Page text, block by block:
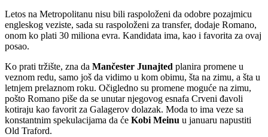
Letos na Metropolitanu nisu bili raspoloženi da odobre pozajmicu
engleskog veziste, sada su raspoloženi za transfer, dodaje Romano,
onom ko plati 30 miliona evra. Kandidata ima, kao i favorita za ovaj
posao.
Ko prati tržište, zna da Mančester Junajted planira promene u
veznom redu, samo još da vidimo u kom obimu, šta na zimu, a šta u
letnjem prelaznom roku. Očigledno su promene moguće na zimu,
pošto Romano piše da se unutar njegovog esnafa Crveni đavoli
kotiraju kao favorit za Galagerov dolazak. Moda to ima veze sa
konstantnim spekulacijama da će Kobi Meinu u januaru napustiti
Old Traford.